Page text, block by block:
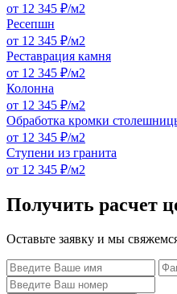
от 12 345 ₽/м2
Ресепшн
от 12 345 ₽/м2
Реставрация камня
от 12 345 ₽/м2
Колонна
от 12 345 ₽/м2
Обработка кромки
от 12 345 ₽/м2
Ступени из гранита
от 12 345 ₽/м2
Получить расчет
Оставьте заявку и мы